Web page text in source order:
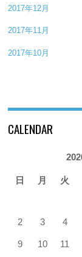
2017年12月
2017年11月
2017年10月
CALENDAR
日 月 火
2 3 4
9 10 11